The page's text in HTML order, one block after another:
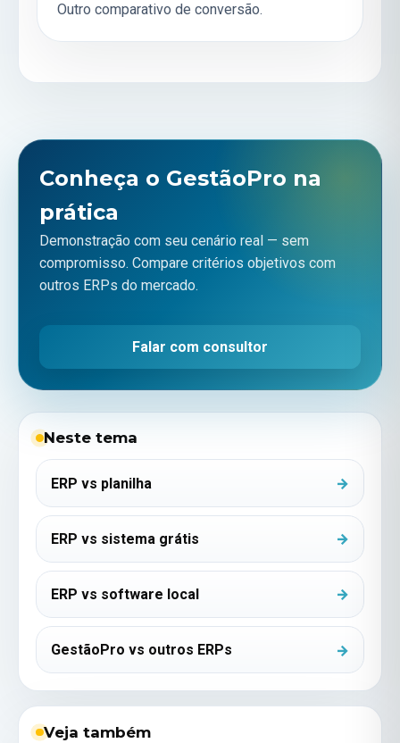
Outro comparativo de conversão.
Conheça o GestãoPro na
prática
Demonstração com seu cenário real — sem
compromisso. Compare critérios objetivos com
outros ERPs do mercado.
Falar com consultor
Neste tema
ERP vs planilha
ERP vs sistema grátis
ERP vs software local
GestãoPro vs outros ERPs
Veja também